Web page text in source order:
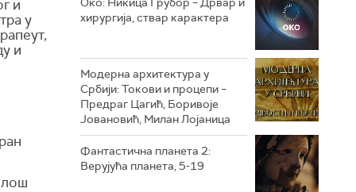
и
у
и
РТС ТРЕЗОР
РТС МУЗИКА
РТС ПОЛЕТАРАЦ
хирургија, ствар карактера
Модерна архитектура у
Србији: Токови и процепи –
Предраг Цагић, Боривоје
Јовановић, Милан Лојаница
Фантастична планета 2:
Верујућа планета, 5-19